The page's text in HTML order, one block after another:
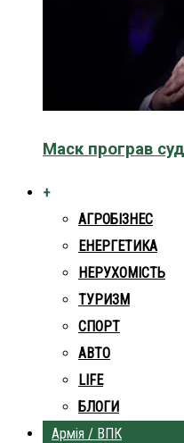
Маск програв
+
АГРОБІЗНЕС
ЕНЕРГЕТИКА
НЕРУХОМІСТЬ
ТУРИЗМ
СПОРТ
АВТО
LIFE
БЛОГИ
Армія / ВПК